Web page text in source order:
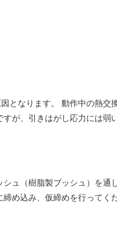
となります。 動作中の熱交
が、引きはがし応力には弱
ュ（樹脂製ブッシュ）を通
込み、仮締めを行ってくだ